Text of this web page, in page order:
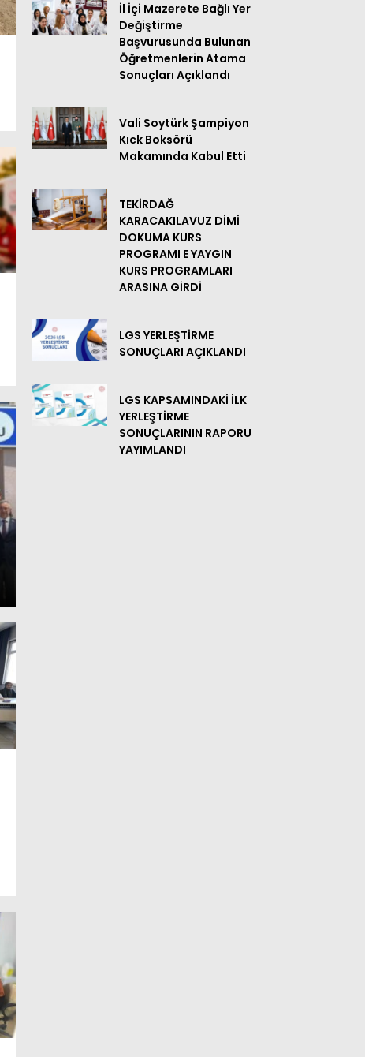
İl İçi Mazerete Bağlı Yer
Değiştirme
Başvurusunda Bulunan
Öğretmenlerin Atama
Sonuçları Açıklandı
Vali Soytürk Şampiyon
Kıck Boksörü
Makamında Kabul Etti
TEKİRDAĞ
KARACAKILAVUZ DİMİ
DOKUMA KURS
PROGRAMI E YAYGIN
KURS PROGRAMLARI
ARASINA GİRDİ
LGS YERLEŞTİRME
SONUÇLARI AÇIKLANDI
LGS KAPSAMINDAKİ İLK
YERLEŞTİRME
SONUÇLARININ RAPORU
YAYIMLANDI